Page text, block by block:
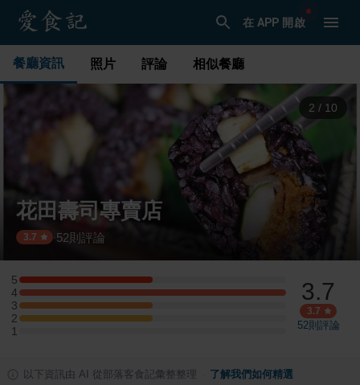
在 APP 開啟
餐廳資訊 照片 評論 相似餐廳
3 / 10
花田壽司專賣店
3.7 ·52 則評論
5
5 星：1 則評論
4
4 星：2 則評論
3
3 星：1 則評論
2
2 星：1 則評論
1
1 星：0 則評論
3.7
3.7
52則評論
以下資訊由 AI 從部落客食記彙整整理 了解我們如何精選